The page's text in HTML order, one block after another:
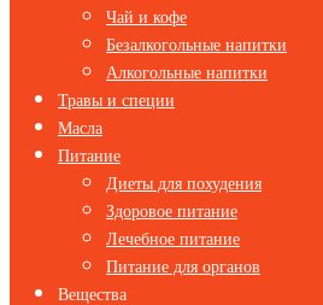
Чай и кофе
Безалкогольные напитки
Алкогольные напитки
Травы и специи
Масла
Питание
Диеты для похудения
Здоровое питание
Лечебное питание
Питание для органов
Вещества